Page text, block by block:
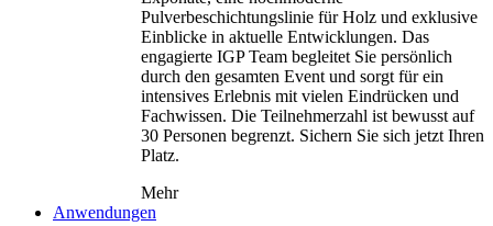
Pulverbeschichtungslinie für Holz und exklusive
Einblicke in aktuelle Entwicklungen. Das
engagierte IGP Team begleitet Sie persönlich
durch den gesamten Event und sorgt für ein
intensives Erlebnis mit vielen Eindrücken und
Fachwissen. Die Teilnehmerzahl ist bewusst auf
30 Personen begrenzt. Sichern Sie sich jetzt Ihren
Platz.
Mehr
Anwendungen